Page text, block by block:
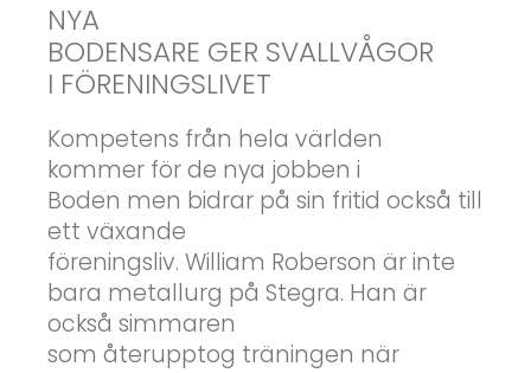
NYA
BODENSARE GER SVALLVÅGOR
I FÖRENINGSLIVET
Kompetens från hela världen
kommer för de nya jobben i
Boden men bidrar på sin fritid också till
ett växande
föreningsliv. William Roberson är inte
bara metallurg på Stegra. Han är
också simmaren
som återupptog träningen när